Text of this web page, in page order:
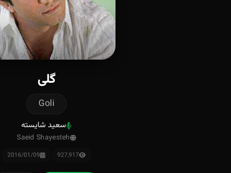
گلی
Goli
سعید شایسته
Saeid Shayesteh
927,917
2016/01/09